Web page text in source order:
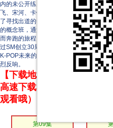
内的未公开练习生共有15人（尼古拉斯
飞、宋河、卡钦、沙达、塔塔、丹尼尔、
了寻找出道的答案，进入学校，分别被
的概念班，通过上课和生活感受着当时独
而奔跑的旅程。SMTR25今年1月在首尔
过SM创立30周年献礼舞台揭开面纱的
K-POP未来的新一代艺人，引发了爆发
烈反响。
【下载地址】本站专属下
高速下载和在线播放 专治
观看哦）
第09集